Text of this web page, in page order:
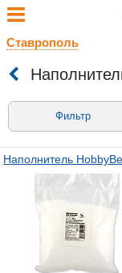
Ставрополь
Фильтр
Наполнитель